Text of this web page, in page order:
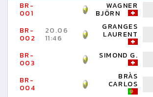
BR-
001
WAGNER
BJÖRN
BR-
002
20.06
11:46
GRANGES
LAURENT
BR-
003
SIMOND G.
BR-
004
BRÀS
CARLOS